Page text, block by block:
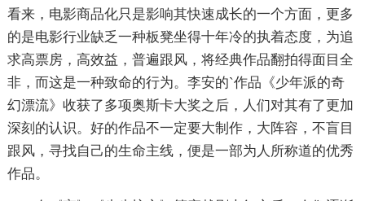
看来，电影商品化只是影响其快速成长的一个方面，更多
的是电影行业缺乏一种板凳坐得十年冷的执着态度，为追
求高票房，高效益，普遍跟风，将经典作品翻拍得面目全
非，而这是一种致命的行为。李安的`作品《少年派的奇
幻漂流》收获了多项奥斯卡大奖之后，人们对其有了更加
深刻的认识。好的作品不一定要大制作，大阵容，不盲目
跟风，寻找自己的生命主线，便是一部为人所称道的优秀
作品。